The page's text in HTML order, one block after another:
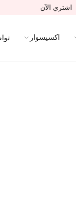
اشتري الآن
اكسيسوار